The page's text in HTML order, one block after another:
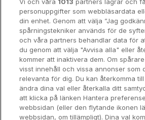
Hotellrum under
Spahotell
Sydsverige
Om
Nya hotell
Stadsweekend
personuppgifter som webbläsardata
din enhet. Genom att välja ”Jag
spårningstekniker används för de
och våra partners behandlar data för
du genom att välja "Avvisa alla" eller
kommer att inaktivera dem. Om
visst innehåll och vissa annonser som
relevanta för dig. Du kan återkomma
ändra dina val eller återkalla ditt
att klicka på länken Hantera
webbsidan (eller den flytande ikonen
webbsidan, om tillämpligt). Dina val